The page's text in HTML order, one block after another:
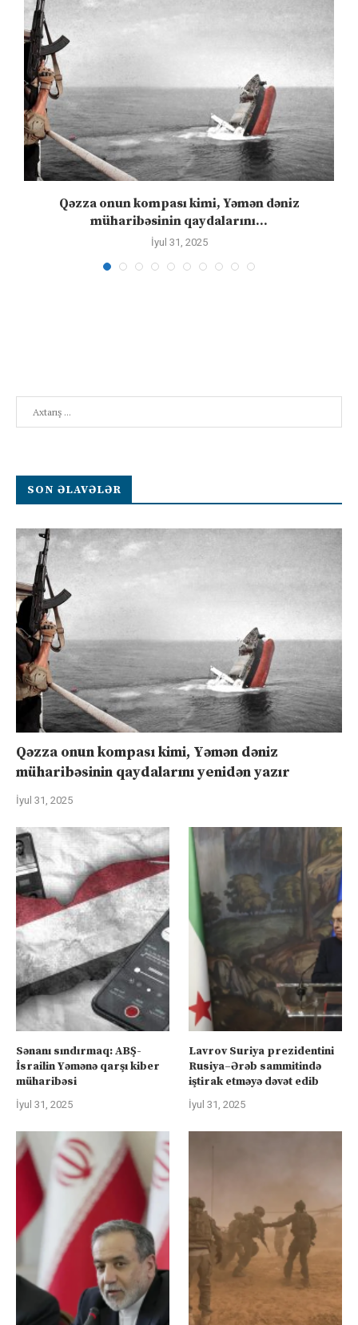
Qəzza onun kompası kimi, Yəmən dəniz
müharibəsinin qaydalarını...
İyul 31, 2025
SON ƏLAVƏLƏR
Qəzza onun kompası kimi, Yəmən dəniz
müharibəsinin qaydalarını yenidən yazır
İyul 31, 2025
Sənanı sındırmaq: ABŞ-
İsrailin Yəmənə qarşı kiber
müharibəsi
İyul 31, 2025
Lavrov Suriya prezidentini
Rusiya–Ərəb sammitində
iştirak etməyə dəvət edib
İyul 31, 2025